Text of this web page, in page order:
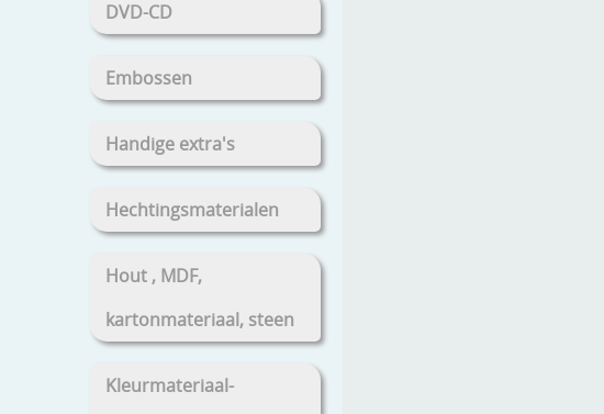
DVD-CD
Embossen
Handige extra's
Hechtingsmaterialen
Hout , MDF,
kartonmateriaal, steen
Kleurmateriaal-